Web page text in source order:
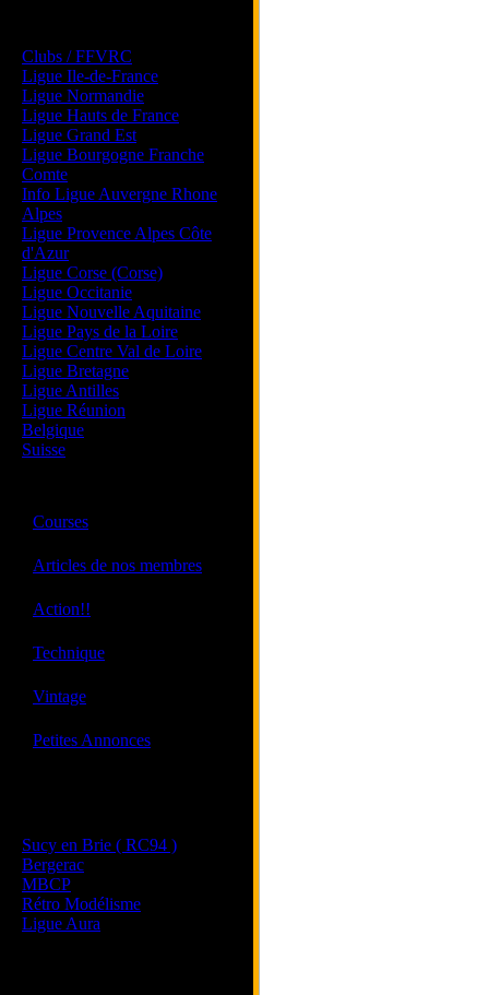
Clubs / FFVRC
Ligue Ile-de-France
Ligue Normandie
Ligue Hauts de France
Ligue Grand Est
Ligue Bourgogne Franche
Comte
Info Ligue Auvergne Rhone
Alpes
Ligue Provence Alpes Côte
d'Azur
Ligue Corse (Corse)
Ligue Occitanie
Ligue Nouvelle Aquitaine
Ligue Pays de la Loire
Ligue Centre Val de Loire
Ligue Bretagne
Ligue Antilles
Ligue Réunion
Belgique
Suisse
Courses
Articles de nos membres
Action!!
Technique
Vintage
Petites Annonces
Sucy en Brie ( RC94 )
Bergerac
MBCP
Rétro Modélisme
Ligue Aura